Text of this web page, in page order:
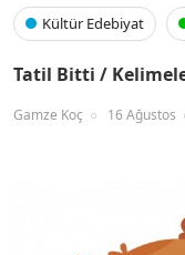
Kültür Edebiyat
Tatil Bitti /
Gamze Koç 16 Ağustos